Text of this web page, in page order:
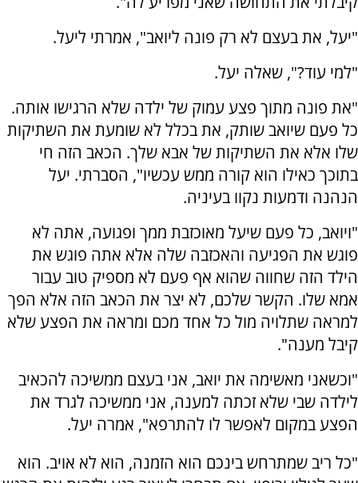
"יעל, את בעצם לא רק פונה ליואב", אמרתי ליעל.
"למי עוד?", שאלה יעל.
"את פונה מתוך פצע עמוק של ילדה שלא הרגישו אותה.
כל פעם שיואב שותק, את בכלל לא שומעת את השתיקות
שלו אלא את השתיקות של אבא שלך. הכאב הזה חי
בתוכך כאילו הוא קורה ממש עכשיו", הסברתי. יעל
הנהנה ודמעות נקוו בעיניה.
"ויואב, כל פעם שיעל מאוכזבת ממך ופגועה, אתה לא
פוגש את הפגיעה והאכזבה שלה אלא אתה פוגש את
הילד הזה שחווה שהוא אף פעם לא מספיק טוב עבור
אמא שלו. הקשר שלכם, לא יצר את הכאב הזה אלא הפך
למראה שתלויה מול כל אחד מכם ומראה את הפצע שלא
קיבל מענה".
"וכשאני מאשימה את יואב, אני בעצם ממשיכה להכאיב
לילדה שבי שלא זכתה למענה, אני ממשיכה לגרד את
הפצע במקום לאפשר לו להתרפא", אמרה יעל.
"כל ריב שמתרחש בינכם הוא הזמנה, הוא לא אויב. הוא